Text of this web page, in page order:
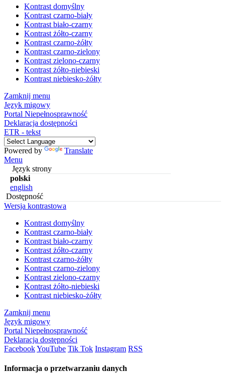
Kontrast domyślny
Kontrast czarno-biały
Kontrast biało-czarny
Kontrast żółto-czarny
Kontrast czarno-żółty
Kontrast czarno-zielony
Kontrast zielono-czarny
Kontrast żółto-niebieski
Kontrast niebiesko-żółty
Zamknij menu
Język migowy
Portal Niepełnosprawność
Deklaracja dostępności
ETR - tekst
Powered by
Translate
Menu
Język strony
polski
english
Dostępność
Wersja kontrastowa
Kontrast domyślny
Kontrast czarno-biały
Kontrast biało-czarny
Kontrast żółto-czarny
Kontrast czarno-żółty
Kontrast czarno-zielony
Kontrast zielono-czarny
Kontrast żółto-niebieski
Kontrast niebiesko-żółty
Zamknij menu
Język migowy
Portal Niepełnosprawność
Deklaracja dostępności
FacebookYouTube Tik Tok Instagram RSS
Informacja o przetwarzaniu danych